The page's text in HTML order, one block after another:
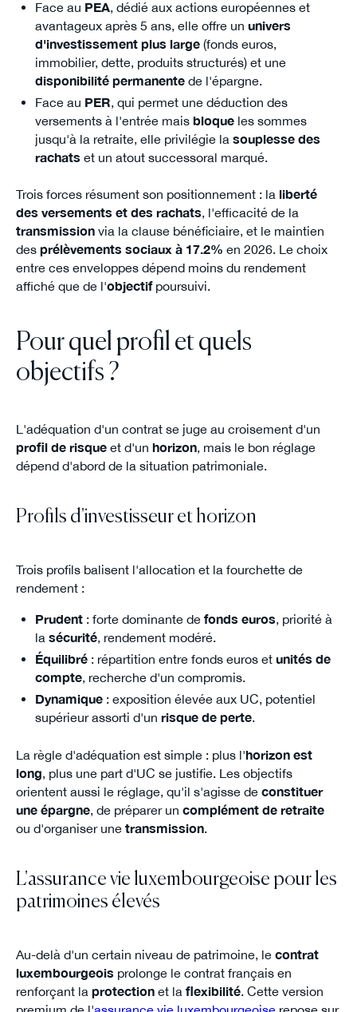
Face au PEA, dédié aux actions européennes et
avantageux après 5 ans, elle offre un univers
d'investissement plus large(fonds euros,
immobilier, dette, produits structurés) et une
disponibilité permanentede l'épargne.
Face au PER, qui permet une déduction des
versements à l'entrée mais bloqueles sommes
jusqu'à la retraite, elle privilégie la souplesse des
rachats et un atout successoral marqué.
Trois forces résument son positionnement : la liberté
des versements et des rachats, l'efficacité de la
transmissionvia la clause bénéficiaire, et le maintien
des prélèvements sociaux à 17.2% en 2026. Le choix
entre ces enveloppes dépend moins du rendement
affiché que de l'objectifpoursuivi.
Pour quel profil et quels
objectifs ?
L'adéquation d'un contrat se juge au croisement d'un
profil de risqueet d'un horizon, mais le bon réglage
dépend d'abord de la situation patrimoniale.
Profils d'investisseur et horizon
Trois profils balisent l'allocation et la fourchette de
rendement :
Prudent: forte dominante de fonds euros, priorité à
la sécurité, rendement modéré.
Équilibré: répartition entre fonds euros et unités de
compte, recherche d'un compromis.
Dynamique: exposition élevée aux UC, potentiel
supérieur assorti d'un risque de perte.
La règle d'adéquation est simple : plus l'horizon est
long, plus une part d'UC se justifie. Les objectifs
orientent aussi le réglage, qu'il s'agisse de constituer
une épargne, de préparer un complément de retraite
ou d'organiser une transmission.
L'assurance vie luxembourgeoise pour les
patrimoines élevés
Au-delà d'un certain niveau de patrimoine, le contrat
luxembourgeois prolonge le contrat français en
renforçant la protectionet la flexibilité. Cette version